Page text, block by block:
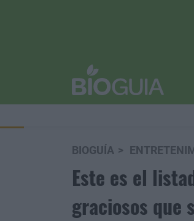
BIOGUÍA
Este es el
graciosos que